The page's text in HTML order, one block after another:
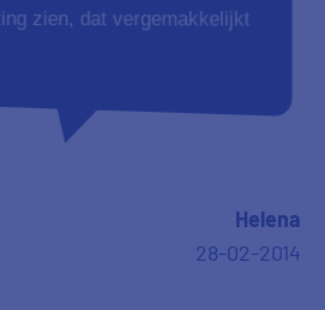
zien, dat vergemakkelijkt
Helena
28-02-2014